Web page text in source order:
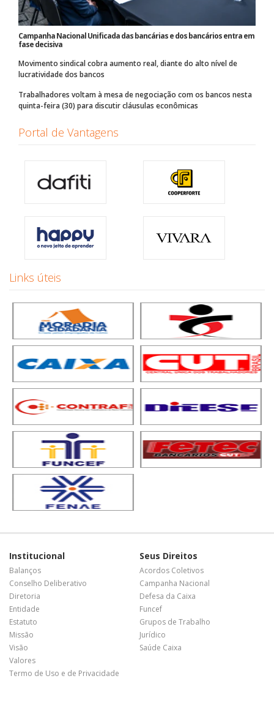
Campanha Nacional Unificada das bancárias e dos bancários entra em
fase decisiva
Movimento sindical cobra aumento real, diante do alto nível de
lucratividade dos bancos
Trabalhadores voltam à mesa de negociação com os bancos nesta
quinta-feira (30) para discutir cláusulas econômicas
Portal de Vantagens
Links úteis
Institucional
Balanços
Conselho Deliberativo
Diretoria
Entidade
Estatuto
Missão
Visão
Valores
Termo de Uso e de Privacidade
Seus Direitos
Acordos Coletivos
Campanha Nacional
Defesa da Caixa
Funcef
Grupos de Trabalho
Jurídico
Saúde Caixa